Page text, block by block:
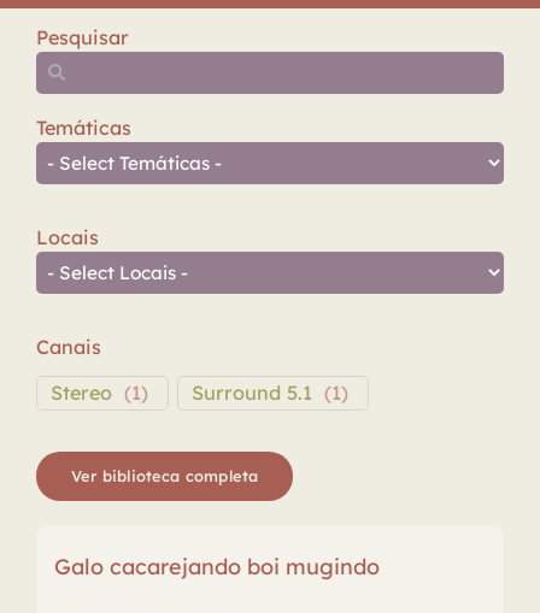
Pesquisar
Temáticas
Locais
Canais
Stereo (1) Surround 5.1 (1)
Ver biblioteca completa
Galo cacarejando boi mugindo